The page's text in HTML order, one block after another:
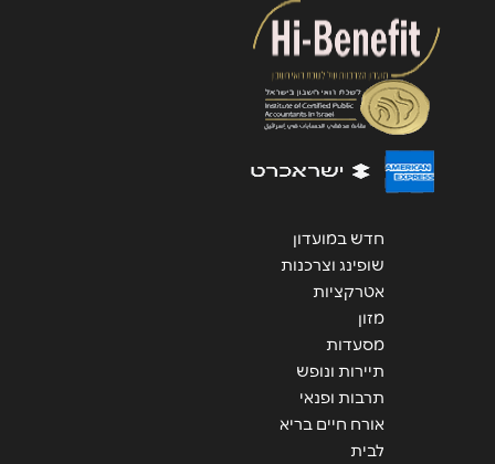
שליחה
חדש במועדון
שופינג וצרכנות
אטרקציות
מזון
מסעדות
תיירות ונופש
תרבות ופנאי
אורח חיים בריא
לבית